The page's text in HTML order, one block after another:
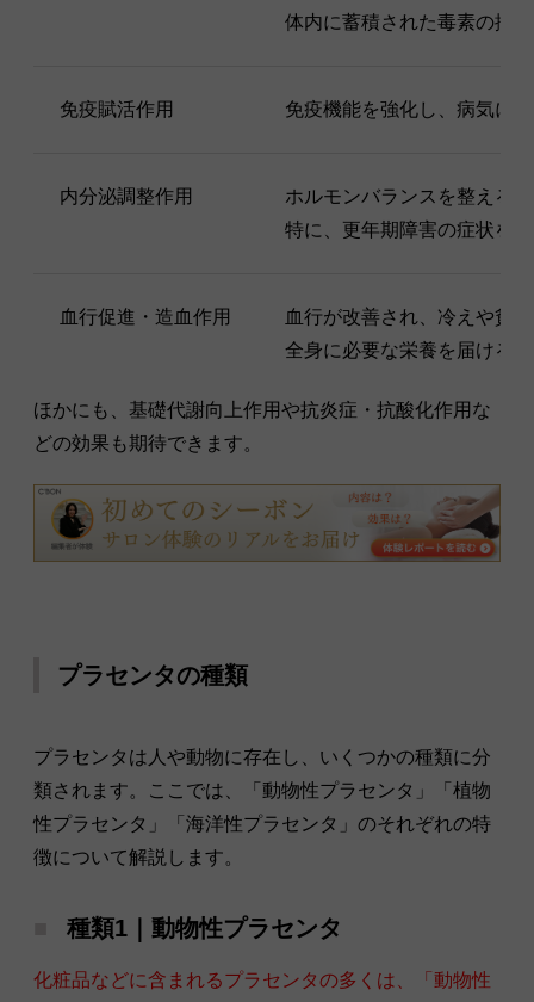
体内に蓄積された毒素の排
免疫賦活作用 免疫機能を強化し、病気に
内分泌調整作用
ホルモンバランスを整える。
特に、更年期障害の症状を
血行促進・造血作用
血行が改善され、冷えや貧
全身に必要な栄養を届ける
ほかにも、基礎代謝向上作用や抗炎症・抗酸化作用な
どの効果も期待できます。
プラセンタの種類
プラセンタは人や動物に存在し、いくつかの種類に分
類されます。ここでは、「動物性プラセンタ」「植物
性プラセンタ」「海洋性プラセンタ」のそれぞれの特
徴について解説します。
種類1｜動物性プラセンタ
化粧品などに含まれるプラセンタの多くは、「動物性